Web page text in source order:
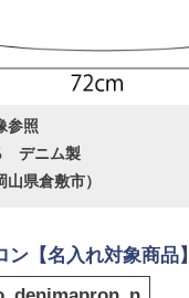
参照
デニム製
山県倉敷市）
【名入れ対象商品】